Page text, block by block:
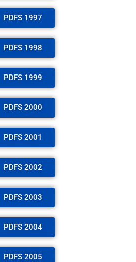
PDFS 1997
PDFS 1998
PDFS 1999
PDFS 2000
PDFS 2001
PDFS 2002
PDFS 2003
PDFS 2004
PDFS 2005